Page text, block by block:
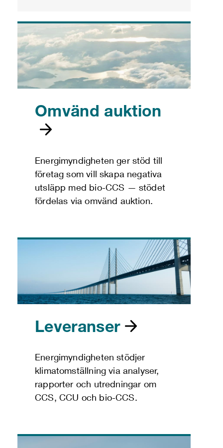
Omvänd auktion
Energimyndigheten ger stöd till
företag som vill skapa negativa
utsläpp med bio-CCS — stödet
fördelas via omvänd auktion.
Leveranser
Energimyndigheten stödjer
klimatomställning via analyser,
rapporter och utredningar om
CCS, CCU och bio-CCS.